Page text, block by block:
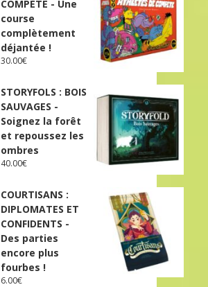
COMPÈTE - Une
course
complètement
déjantée !
30.00€
STORYFOLS : BOIS
SAUVAGES -
Soignez la forêt
et repoussez les
ombres
40.00€
COURTISANS :
DIPLOMATES ET
CONFIDENTS -
Des parties
encore plus
fourbes !
6.00€